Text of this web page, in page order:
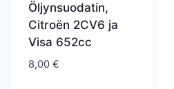
Öljynsuodatin,
Citroën 2CV6 ja
Visa 652cc
8,00 €